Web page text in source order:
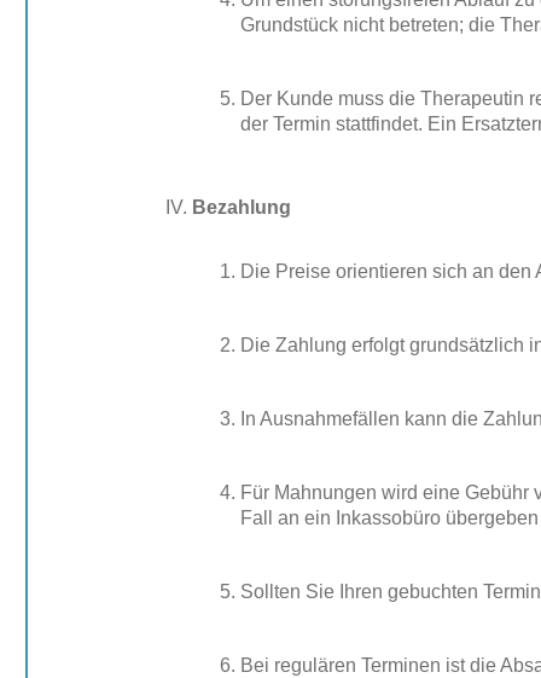
Grundstück nicht betreten; die
Der Kunde muss die Therapeutin
der Termin stattfindet. Ein
Bezahlung
Die Preise orientieren sich an den
Die Zahlung erfolgt grundsätzlich
In Ausnahmefällen kann die
Für Mahnungen wird eine Gebühr
Fall an ein Inkassobüro
Sollten Sie Ihren gebuchten
Bei regulären Terminen ist die